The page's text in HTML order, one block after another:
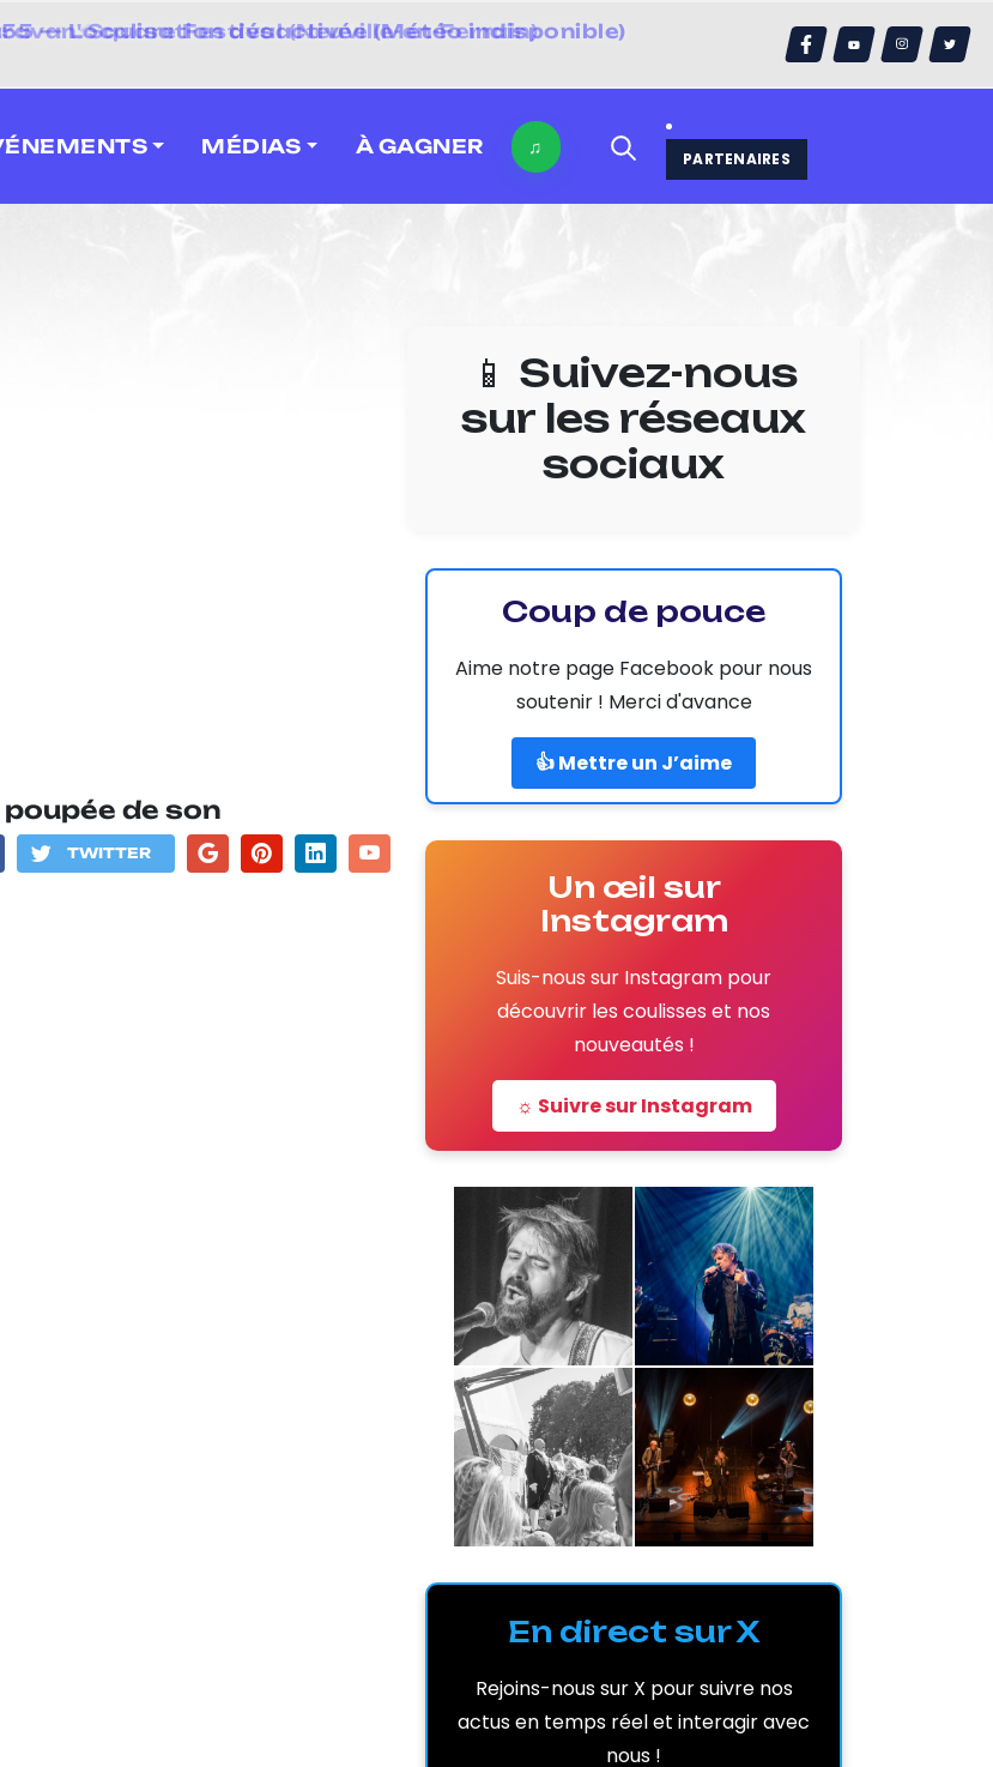
Square Festival (Neuville-en-Ferrain)
MÉDIAS À GAGNER ♫
PARTENAIRES
de son
TWITTER
📱 Suivez-nous
sur les réseaux
sociaux
Coup de pouce
Aime notre page Facebook pour nous
soutenir ! Merci d'avance
👍 Mettre un J’aime
Un œil sur
Instagram
Suis-nous sur Instagram pour
découvrir les coulisses et nos
nouveautés !
☼ Suivre sur Instagram
En direct sur X
Rejoins-nous sur X pour suivre nos
actus en temps réel et interagir avec
nous !